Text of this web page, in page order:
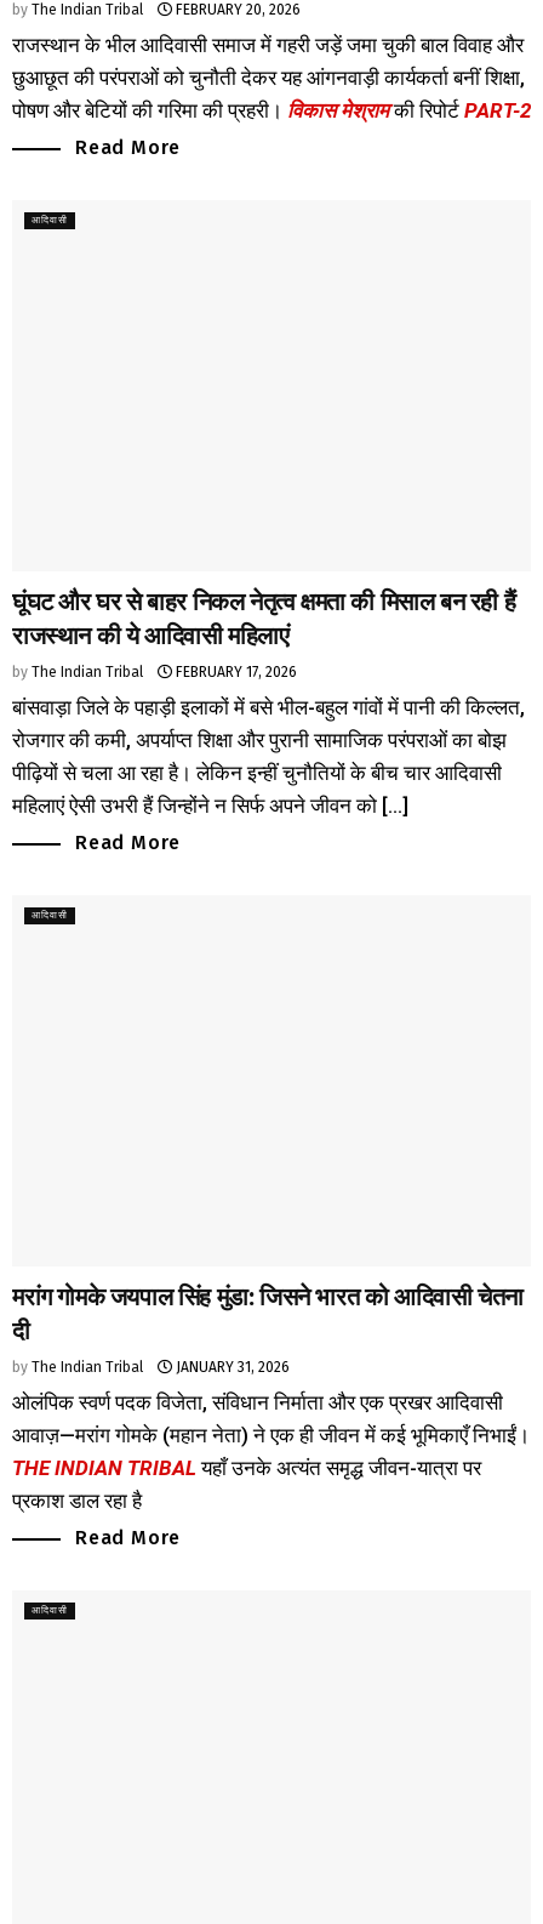
by The Indian Tribal FEBRUARY 20, 2026
राजस्थान के भील आदिवासी समाज में गहरी जड़ें जमा चुकी बाल विवाह और
छुआछूत की परंपराओं को चुनौती देकर यह आंगनवाड़ी कार्यकर्ता बनीं शिक्षा,
पोषण और बेटियों की गरिमा की प्रहरी। विकास मेश्रामकी रिपोर्ट PART-2
Read More
आदिवासी
घूंघट और घर से बाहर निकल नेतृत्व क्षमता की मिसाल बन रही हैं
राजस्थान की ये आदिवासी महिलाएं
by The Indian Tribal FEBRUARY 17, 2026
बांसवाड़ा जिले के पहाड़ी इलाकों में बसे भील-बहुल गांवों में पानी की किल्लत,
रोजगार की कमी, अपर्याप्त शिक्षा और पुरानी सामाजिक परंपराओं का बोझ
पीढ़ियों से चला आ रहा है। लेकिन इन्हीं चुनौतियों के बीच चार आदिवासी
महिलाएं ऐसी उभरी हैं जिन्होंने न सिर्फ अपने जीवन को [...]
Read More
आदिवासी
मरांग गोमके जयपाल सिंह मुंडा: जिसने भारत को आदिवासी चेतना
दी
by The Indian Tribal JANUARY 31, 2026
ओलंपिक स्वर्ण पदक विजेता, संविधान निर्माता और एक प्रखर आदिवासी
आवाज़—मरांग गोमके (महान नेता) ने एक ही जीवन में कई भूमिकाएँ निभाईं।
THE INDIAN TRIBAL यहाँ उनके अत्यंत समृद्ध जीवन-यात्रा पर
प्रकाश डाल रहा है
Read More
आदिवासी